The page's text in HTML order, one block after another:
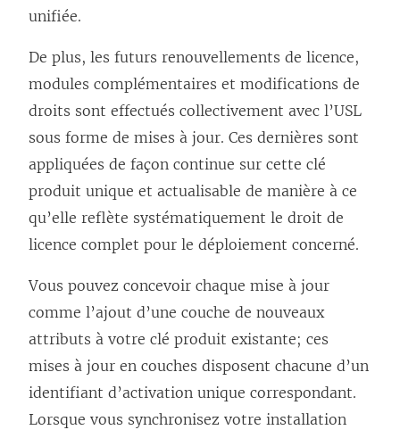
unifiée.
De plus, les futurs renouvellements de licence,
modules complémentaires et modifications de
droits sont effectués collectivement avec l’USL
sous forme de mises à jour. Ces dernières sont
appliquées de façon continue sur cette clé
produit unique et actualisable de manière à ce
qu’elle reflète systématiquement le droit de
licence complet pour le déploiement concerné.
Vous pouvez concevoir chaque mise à jour
comme l’ajout d’une couche de nouveaux
attributs à votre clé produit existante; ces
mises à jour en couches disposent chacune d’un
identifiant d’activation unique correspondant.
Lorsque vous synchronisez votre installation